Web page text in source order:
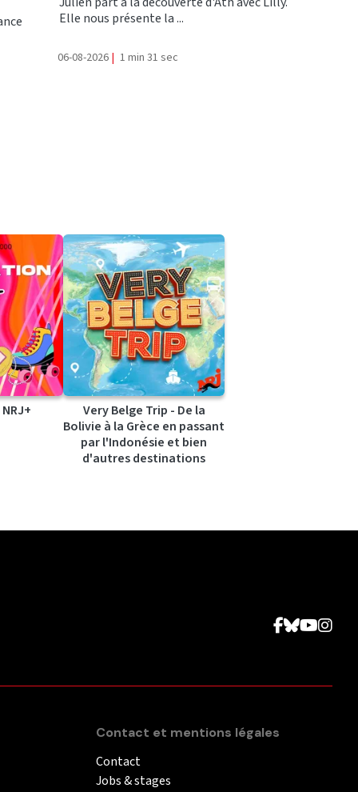
Elle nous présente la ...
06-08-2026 | 1 min 31 sec
Very Belge Trip - De la
Bolivie à la Grèce en passant
par l'Indonésie et bien
d'autres destinations
Contact et mentions légales
Contact
Jobs & stages